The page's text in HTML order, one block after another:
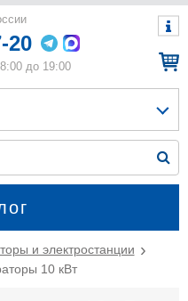
20
до 19:00
и электростанции
10 кВт